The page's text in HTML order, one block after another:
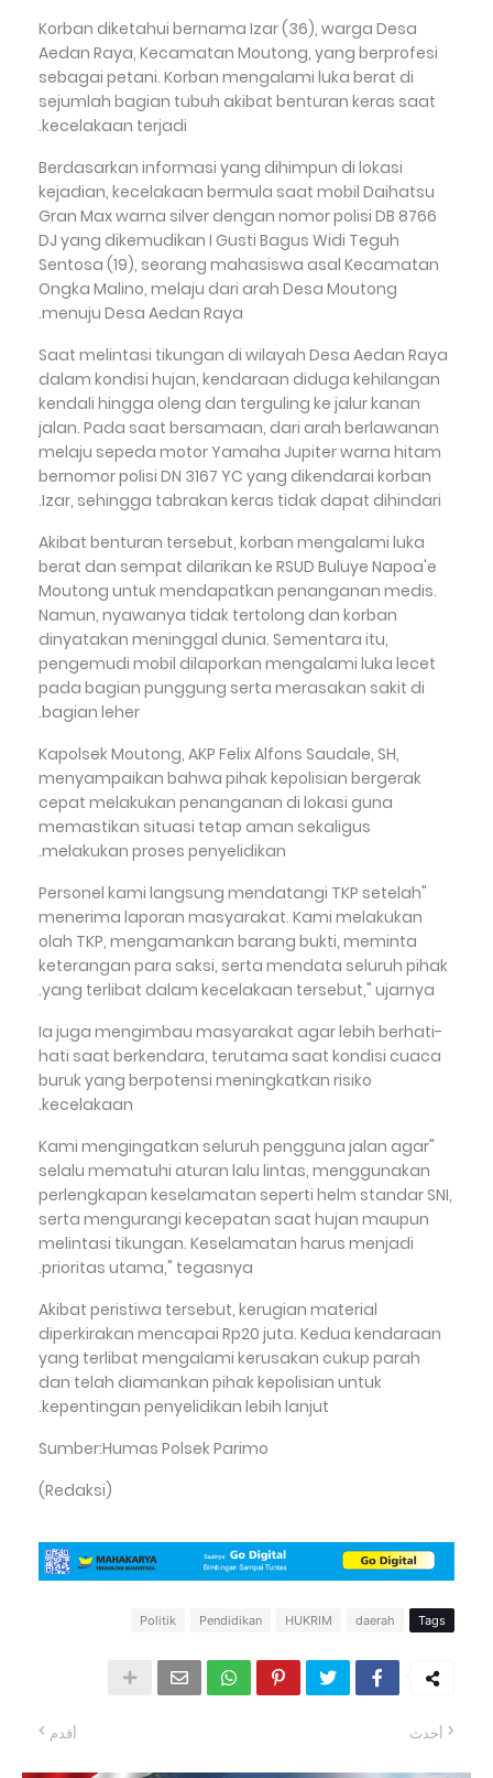
Korban diketahui bernama Izar (36), warga Desa
Aedan Raya, Kecamatan Moutong, yang berprofesi
sebagai petani. Korban mengalami luka berat di
sejumlah bagian tubuh akibat benturan keras saat
kecelakaan terjadi.
Berdasarkan informasi yang dihimpun di lokasi
kejadian, kecelakaan bermula saat mobil Daihatsu
Gran Max warna silver dengan nomor polisi DB 8766
DJ yang dikemudikan I Gusti Bagus Widi Teguh
Sentosa (19), seorang mahasiswa asal Kecamatan
Ongka Malino, melaju dari arah Desa Moutong
menuju Desa Aedan Raya.
Saat melintasi tikungan di wilayah Desa Aedan Raya
dalam kondisi hujan, kendaraan diduga kehilangan
kendali hingga oleng dan terguling ke jalur kanan
jalan. Pada saat bersamaan, dari arah berlawanan
melaju sepeda motor Yamaha Jupiter warna hitam
bernomor polisi DN 3167 YC yang dikendarai korban
Izar, sehingga tabrakan keras tidak dapat dihindari.
Akibat benturan tersebut, korban mengalami luka
berat dan sempat dilarikan ke RSUD Buluye Napoa'e
Moutong untuk mendapatkan penanganan medis.
Namun, nyawanya tidak tertolong dan korban
dinyatakan meninggal dunia. Sementara itu,
pengemudi mobil dilaporkan mengalami luka lecet
pada bagian punggung serta merasakan sakit di
bagian leher.
Kapolsek Moutong, AKP Felix Alfons Saudale, SH,
menyampaikan bahwa pihak kepolisian bergerak
cepat melakukan penanganan di lokasi guna
memastikan situasi tetap aman sekaligus
melakukan proses penyelidikan.
"Personel kami langsung mendatangi TKP setelah
menerima laporan masyarakat. Kami melakukan
olah TKP, mengamankan barang bukti, meminta
keterangan para saksi, serta mendata seluruh pihak
yang terlibat dalam kecelakaan tersebut," ujarnya.
Ia juga mengimbau masyarakat agar lebih berhati-
hati saat berkendara, terutama saat kondisi cuaca
buruk yang berpotensi meningkatkan risiko
kecelakaan.
"Kami mengingatkan seluruh pengguna jalan agar
selalu mematuhi aturan lalu lintas, menggunakan
perlengkapan keselamatan seperti helm standar SNI,
serta mengurangi kecepatan saat hujan maupun
melintasi tikungan. Keselamatan harus menjadi
prioritas utama," tegasnya.
Akibat peristiwa tersebut, kerugian material
diperkirakan mencapai Rp20 juta. Kedua kendaraan
yang terlibat mengalami kerusakan cukup parah
dan telah diamankan pihak kepolisian untuk
kepentingan penyelidikan lebih lanjut.
Sumber:Humas Polsek Parimo
(Redaksi)
Tags
daerah
HUKRIM
Pendidikan
Politik
أحدث أقدم